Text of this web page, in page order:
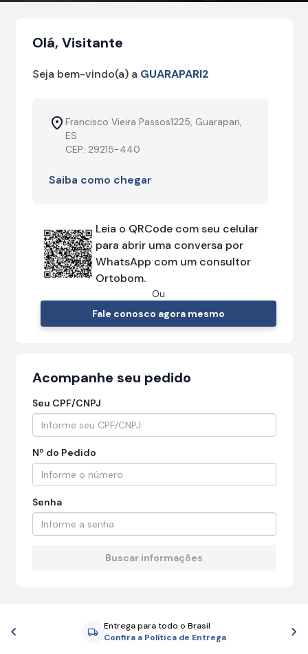
Olá, Visitante
Seja bem-vindo(a) a GUARAPARI2
Francisco Vieira Passos1225, Guarapari,
ES
CEP: 29215-440
Saiba como chegar
Leia o QRCode com seu celular
para abrir uma conversa por
WhatsApp com um consultor
Ortobom.
Ou
Fale conosco agora mesmo
Acompanhe seu pedido
Seu CPF/CNPJ
Nº do Pedido
Senha
Entrega para todo o Brasil
Confira a Política de Entrega
Anterior